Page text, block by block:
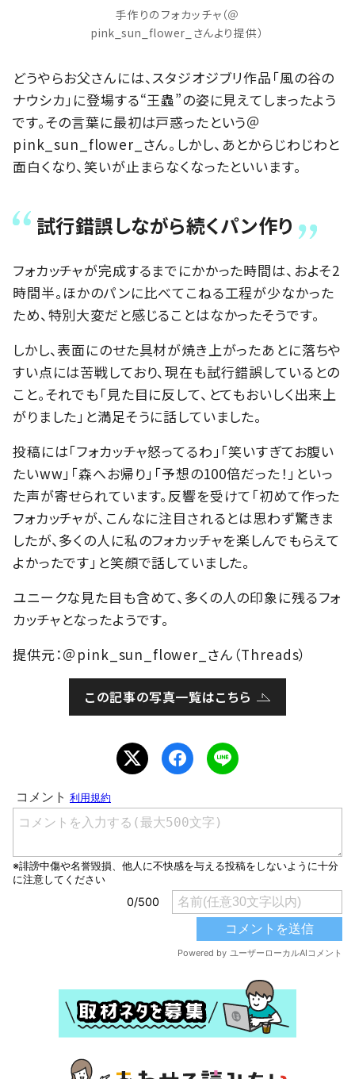
手作りのフォカッチャ（＠
pink_sun_flower_さんより提供）
どうやらお父さんには、スタジオジブリ作品「風の谷の
ナウシカ」に登場する“王蟲”の姿に見えてしまったよう
です。その言葉に最初は戸惑ったという＠
pink_sun_flower_さん。しかし、あとからじわじわと
面白くなり、笑いが止まらなくなったといいます。
試行錯誤しながら続くパン作り
フォカッチャが完成するまでにかかった時間は、およそ2
時間半。ほかのパンに比べてこねる工程が少なかった
ため、特別大変だと感じることはなかったそうです。
しかし、表面にのせた具材が焼き上がったあとに落ちや
すい点には苦戦しており、現在も試行錯誤しているとの
こと。それでも「見た目に反して、とてもおいしく出来上
がりました」と満足そうに話していました。
投稿には「フォカッチャ怒ってるわ」「笑いすぎてお腹い
たいww」「森へお帰り」「予想の100倍だった！」といっ
た声が寄せられています。反響を受けて「初めて作った
フォカッチャが、こんなに注目されるとは思わず驚きま
したが、多くの人に私のフォカッチャを楽しんでもらえて
よかったです」と笑顔で話していました。
ユニークな見た目も含めて、多くの人の印象に残るフォ
カッチャとなったようです。
提供元：＠pink_sun_flower_さん（Threads）
この記事の写真一覧はこちら